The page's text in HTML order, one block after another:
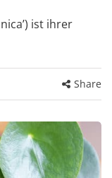
ist ihrer
Share